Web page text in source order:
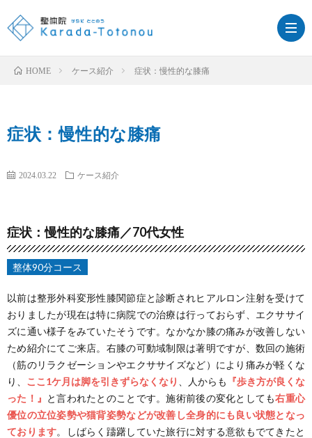
ニ
ー
の
流
れ
ン
パ
浮
腫
ケ
問
整
体
ス
タ
ッ
ア
ク
お
HOME ケース紹介 症状：慢性的な膝痛
症状：慢性的な膝痛
2024.03.22 ケース紹介
症状：慢性的な膝痛／70代女性
整体90分コース
以前は整形外科変形性膝関節症と診断されヒアルロン注射を受けて
おりましたが現在は特に病院での治療は行っておらず、エクササイ
ズに通い様子をみていたそうです。なかなか膝の痛みが改善しない
ため紹介にてご来店。右膝の可動域制限は著明ですが、数回の施術
（筋のリラクゼーションやエクササイズなど）により痛みが軽くな
り、 ここ1ケ月は脚を引きずらなくなり 、人からも 『歩き方が良くな
った！』 と言われたとのことです。施術前後の変化としても右重心
優位の立位姿勢や猫背姿勢などが改善し全身的にも良い状態となっ
ております。しばらく躊躇していた旅行に対する意欲もでてきたと